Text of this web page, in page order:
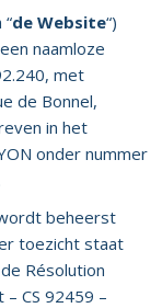
de Website“)
naamloze
met
de Bonnel,
in het
onder nummer
beheerst
toezicht staat
Résolution
CS 92459 –